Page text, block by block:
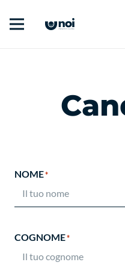
NOME*
COGNOME*